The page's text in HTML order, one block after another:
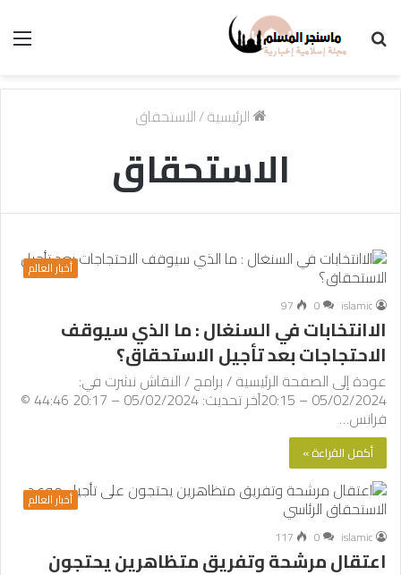
الرئيسية/الاستحقاق
الاستحقاق
أخبار العالم
islamic
0
97
الاانتخابات في السنغال : ما الذي سيوقف
الاحتجاجات بعد تأجيل الاستحقاق؟
عودة إلى الصفحة الرئيسية / برامج / النقاش نشرت في:
05/02/2024 – 20:15آخر تحديث: 05/02/2024 – 20:17 44:46 ©
فرانس…
أكمل القراءة »
أخبار العالم
islamic
0
117
اعتقال مرشحة وتفريق متظاهرين يحتجون